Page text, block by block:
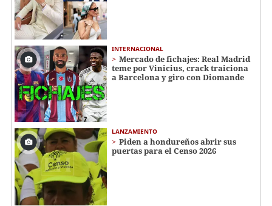
INTERNACIONAL
Mercado de fichajes: Real Madrid
teme por Vinicius, crack traiciona
a Barcelona y giro con Diomande
LANZAMIENTO
Piden a hondureños abrir sus
puertas para el Censo 2026